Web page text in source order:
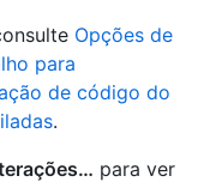
Opções de
para
de código do
.
para ver